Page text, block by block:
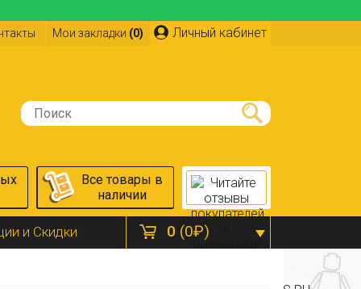
Личный кабинет
Мои закладки (0)
0 (0₽)
Все товары в
наличии
и Скидки